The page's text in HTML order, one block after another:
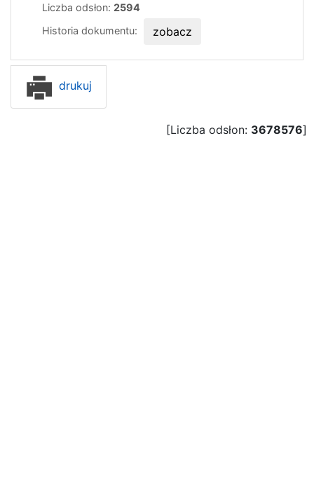
Liczba odsłon: 2594
Historia dokumentu:
zobacz
drukuj
[Liczba odsłon: 3678576]